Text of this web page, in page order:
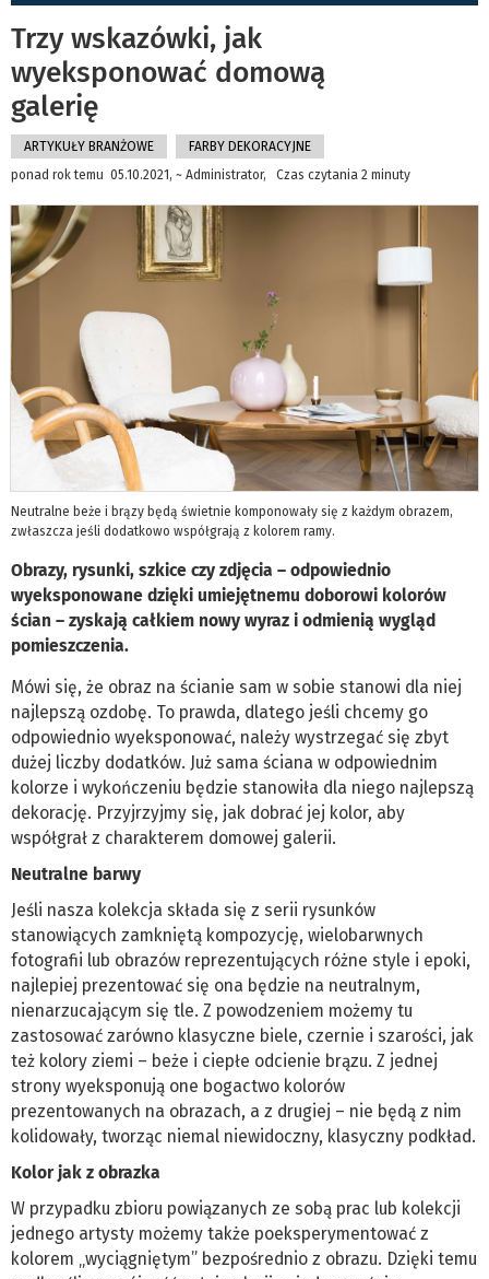
Trzy wskazówki, jak
wyeksponować domową
galerię
ARTYKUŁY BRANŻOWE
FARBY DEKORACYJNE
ponad rok temu 05.10.2021, ~ Administrator, Czas czytania 2 minuty
Neutralne beże i brązy będą świetnie komponowały się z każdym obrazem,
zwłaszcza jeśli dodatkowo współgrają z kolorem ramy.
Obrazy, rysunki, szkice czy zdjęcia – odpowiednio
wyeksponowane dzięki umiejętnemu doborowi kolorów
ścian – zyskają całkiem nowy wyraz i odmienią wygląd
pomieszczenia.
Mówi się, że obraz na ścianie sam w sobie stanowi dla niej
najlepszą ozdobę. To prawda, dlatego jeśli chcemy go
odpowiednio wyeksponować, należy wystrzegać się zbyt
dużej liczby dodatków. Już sama ściana w odpowiednim
kolorze i wykończeniu będzie stanowiła dla niego najlepszą
dekorację. Przyjrzyjmy się, jak dobrać jej kolor, aby
współgrał z charakterem domowej galerii.
Neutralne barwy
Jeśli nasza kolekcja składa się z serii rysunków
stanowiących zamkniętą kompozycję, wielobarwnych
fotografii lub obrazów reprezentujących różne style i epoki,
najlepiej prezentować się ona będzie na neutralnym,
nienarzucającym się tle. Z powodzeniem możemy tu
zastosować zarówno klasyczne biele, czernie i szarości, jak
też kolory ziemi – beże i ciepłe odcienie brązu. Z jednej
strony wyeksponują one bogactwo kolorów
prezentowanych na obrazach, a z drugiej – nie będą z nim
kolidowały, tworząc niemal niewidoczny, klasyczny podkład.
Kolor jak z obrazka
W przypadku zbioru powiązanych ze sobą prac lub kolekcji
jednego artysty możemy także poeksperymentować z
kolorem „wyciągniętym” bezpośrednio z obrazu. Dzięki temu